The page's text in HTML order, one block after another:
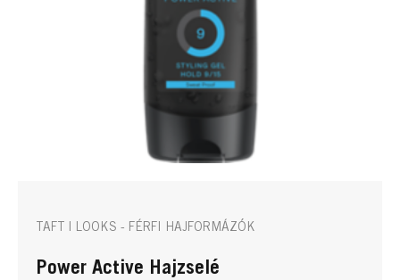
TAFT | LOOKS - FÉRFI HAJFORMÁZÓK
Power Active Hajzselé